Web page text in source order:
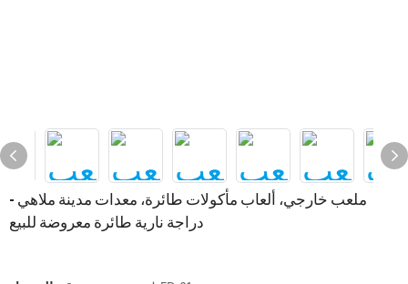
ملعب خارجي، ألعاب مأكولات طائرة، معدات مدينة ملاهي -
دراجة نارية طائرة معروضة للبيع